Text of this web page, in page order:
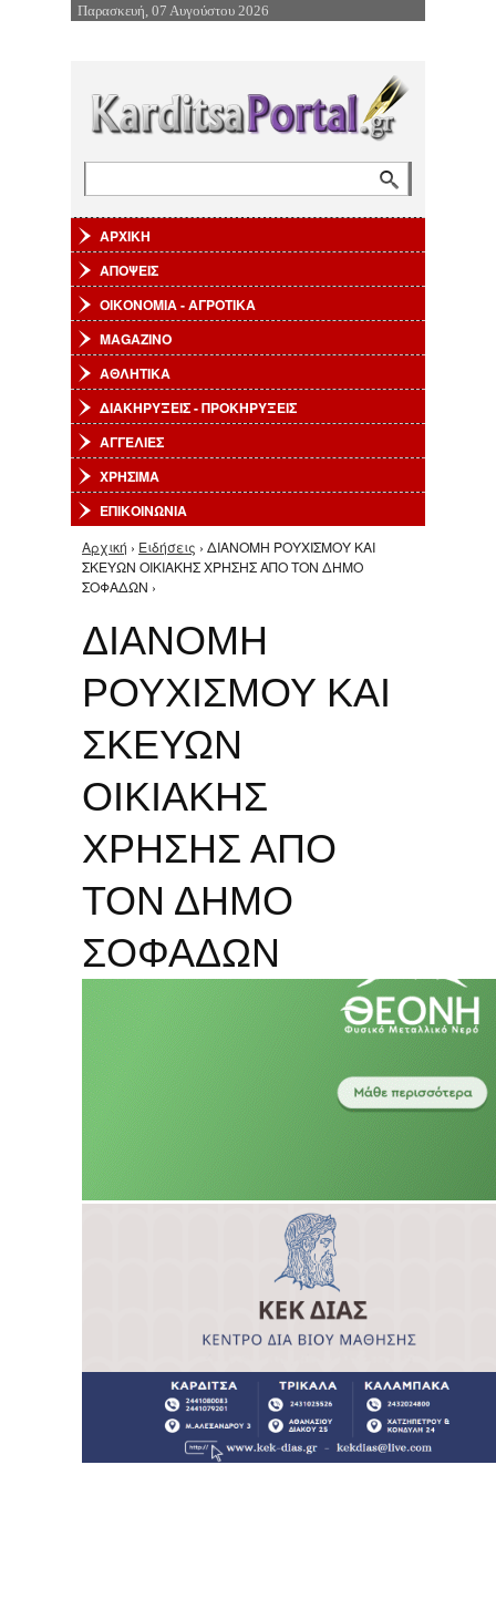
Επιστροφή στην Πλοήγηση
Παρασκευή, 07 Αυγούστου 2026
ΑΡΧΙΚΗ
ΑΠΟΨΕΙΣ
ΟΙΚΟΝΟΜΙΑ - ΑΓΡΟΤΙΚΑ
MAGAZINO
ΑΘΛΗΤΙΚΑ
ΔΙΑΚΗΡΥΞΕΙΣ - ΠΡΟΚΗΡΥΞΕΙΣ
ΑΓΓΕΛΙΕΣ
ΧΡΗΣΙΜΑ
ΕΠΙΚΟΙΝΩΝΙΑ
Είστε εδώ
Αρχική › Ειδήσεις › ΔΙΑΝΟΜΗ ΡΟΥΧΙΣΜΟΥ ΚΑΙ
ΣΚΕΥΩΝ ΟΙΚΙΑΚΗΣ ΧΡΗΣΗΣ ΑΠΟ ΤΟΝ ΔΗΜΟ
ΣΟΦΑΔΩΝ ›
ΔΙΑΝΟΜΗ
ΡΟΥΧΙΣΜΟΥ ΚΑΙ
ΣΚΕΥΩΝ
ΟΙΚΙΑΚΗΣ
ΧΡΗΣΗΣ ΑΠΟ
ΤΟΝ ΔΗΜΟ
ΣΟΦΑΔΩΝ